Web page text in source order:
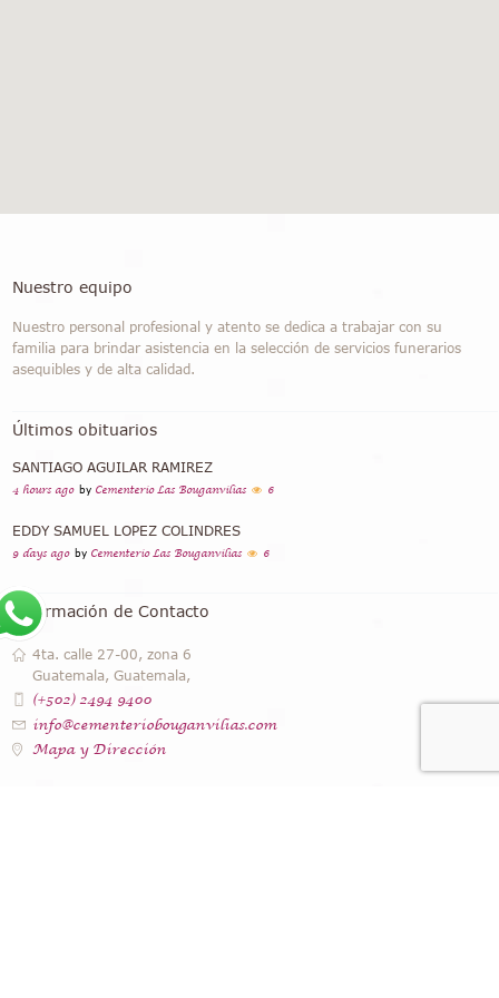
Nuestro equipo
Nuestro personal profesional y atento se dedica a trabajar con su
familia para brindar asistencia en la selección de servicios funerarios
asequibles y de alta calidad.
Últimos obituarios
SANTIAGO AGUILAR RAMIREZ
4 hours ago by Cementerio Las Bouganvilias 6
EDDY SAMUEL LOPEZ COLINDRES
9 days ago by Cementerio Las Bouganvilias 6
Información de Contacto
4ta. calle 27-00, zona 6
Guatemala, Guatemala,
(+502) 2494 9400
info@cementeriobouganvilias.com
Mapa y Dirección